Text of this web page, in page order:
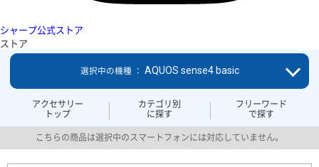
シャープ公式ストア
ストア
アクセサリー
トップ
カテゴリ別
に探す
フリーワード
で探す
選択中の機種 ： AQUOS sense4 basic
こちらの商品は選択中のスマートフォンには対応していません。